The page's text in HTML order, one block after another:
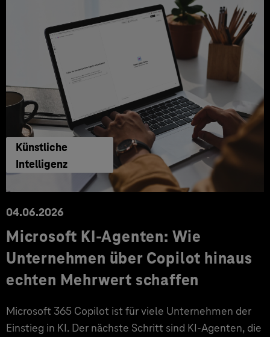
Künstliche
Intelligenz
04.06.2026
Microsoft KI-Agenten: Wie
Unternehmen über Copilot hinaus
echten Mehrwert schaffen
Microsoft 365 Copilot ist für viele Unternehmen der
Einstieg in KI. Der nächste Schritt sind KI-Agenten, die